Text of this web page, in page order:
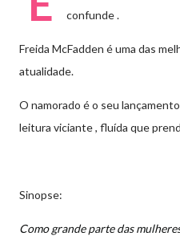
confunde .
Freida McFadden é uma das
atualidade.
O namorado é o seu
leitura viciante , fluída que
Sinopse:
Como grande parte das